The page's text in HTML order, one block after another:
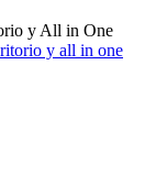
y All in One
y all in one